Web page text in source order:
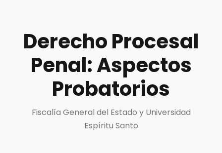
Derecho Procesal
Penal: Aspectos
Probatorios
Fiscalía General del Estado y Universidad
Espíritu Santo